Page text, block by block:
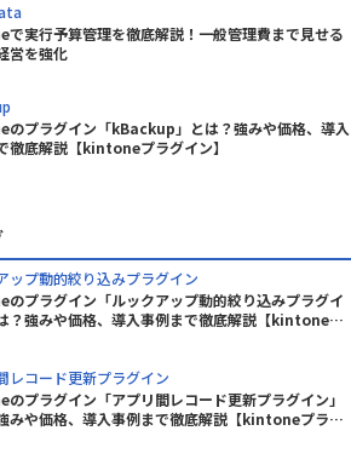
実行予算管理を徹底解説！一般管理費まで見せる
営を強化
プラグイン「kBackup」とは？強みや価格、導入
徹底解説【kintoneプラグイン】
ップ動的絞り込みプラグイン
プラグイン「ルックアップ動的絞り込みプラグイ
？強みや価格、導入事例まで徹底解説【kintoneプ
レコード更新プラグイン
プラグイン「アプリ間レコード更新プラグイン」
みや価格、導入事例まで徹底解説【kintoneプラグ